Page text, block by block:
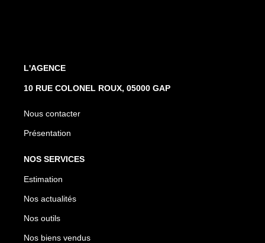
L'AGENCE
10 RUE COLONEL ROUX, 05000 GAP
Nous contacter
Présentation
NOS SERVICES
Estimation
Nos actualités
Nos outils
Nos biens vendus